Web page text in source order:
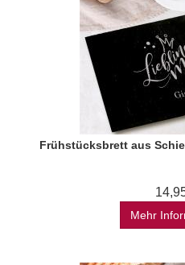
Frühstücksbrett aus
Mehr